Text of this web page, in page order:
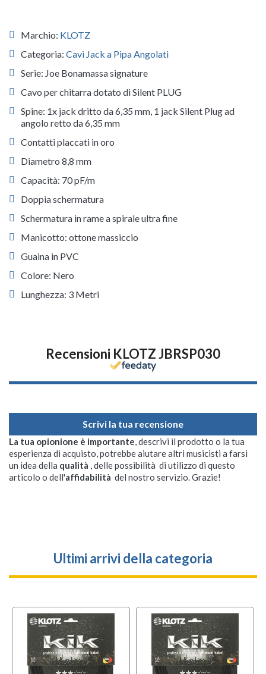
Marchio: KLOTZ
Categoria: Cavi Jack a Pipa Angolati
Serie: Joe Bonamassa signature
Cavo per chitarra dotato di Silent PLUG
Spine: 1x jack dritto da 6,35 mm, 1 jack Silent Plug ad
angolo retto da 6,35 mm
Contatti placcati in oro
Diametro 8,8 mm
Capacità: 70 pF/m
Doppia schermatura
Schermatura in rame a spirale ultra fine
Manicotto: ottone massiccio
Guaina in PVC
Colore: Nero
Lunghezza: 3 Metri
Recensioni KLOTZ JBRSP030
Scrivi la tua recensione
La tua opionione è importante, descrivi il prodotto o la tua
esperienza di acquisto, potrebbe aiutare altri musicisti a farsi
un idea della qualità , delle possibilità di utilizzo di questo
articolo o dell'affidabilità del nostro servizio. Grazie!
Ultimi arrivi della categoria